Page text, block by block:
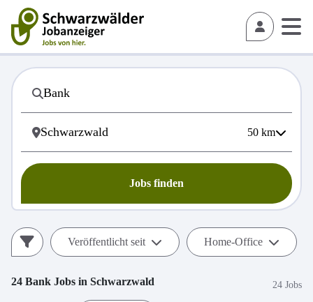
50 km
Jobs finden
Veröffentlicht seit Home-Office
24 Bank Jobs in Schwarzwald 24 Jobs